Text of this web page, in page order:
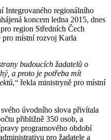
Integrovaného regionálního
koncem ledna 2015, dnes
region Středních Čech
pro místní rozvoj Karla
budoucích žadatelů o
a proto je potřeba mít
,“ řekla ministryně pro místní
úvodního slova přivítala
přibližně 350 osob, a
programového období
pro žadatele a